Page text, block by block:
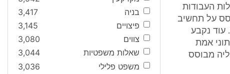
העבודות
על תחשיב
עוד נקבע
אמת
מבוסס
בניה
3,417
פיצויים
3,145
צווים
3,080
שאלות משפטיות
3,044
משפט פלילי
3,036